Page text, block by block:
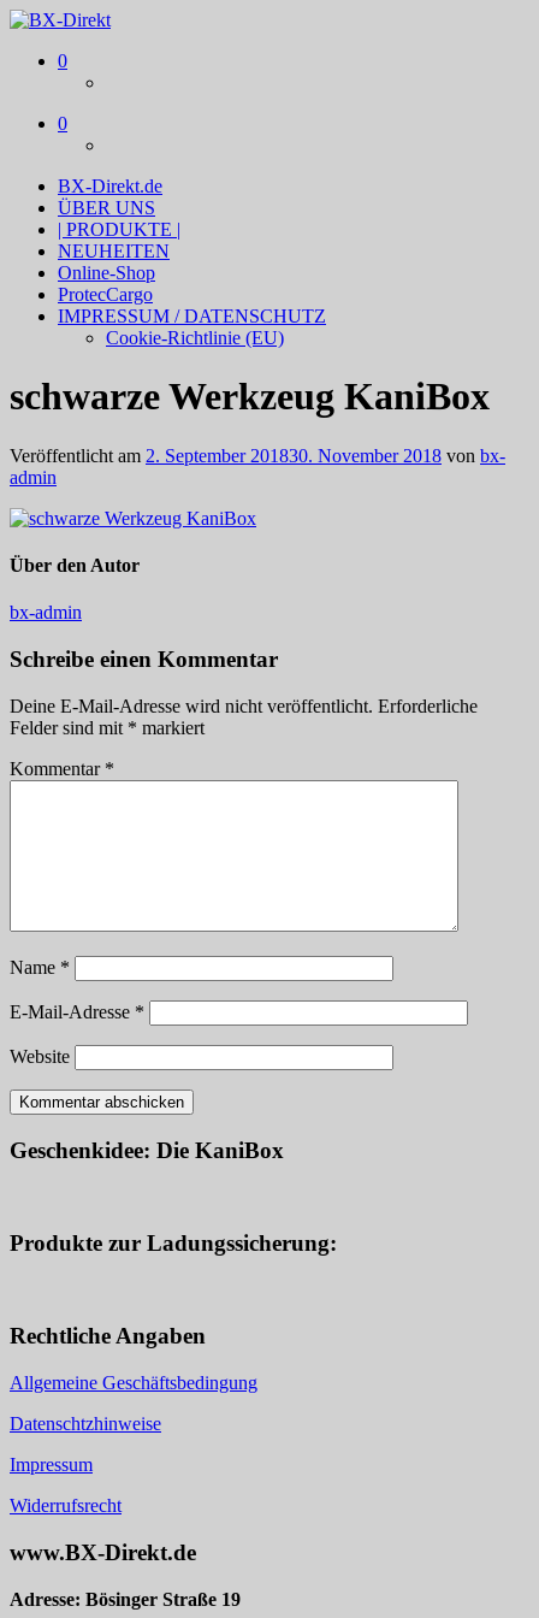
BX-Direkt
Produktideen und Online-Marketing
0
0
BX-Direkt.de
ÜBER UNS
| PRODUKTE |
NEUHEITEN
Online-Shop
ProtecCargo
IMPRESSUM / DATENSCHUTZ
Cookie-Richtlinie (EU)
schwarze Werkzeug KaniBox
Veröffentlicht am 2. September 201830. November 2018 von bx-
admin
Über den Autor
bx-admin
Schreibe einen Kommentar
Deine E-Mail-Adresse wird nicht veröffentlicht. Erforderliche
Felder sind mit * markiert
Kommentar *
Name *
E-Mail-Adresse *
Website
Geschenkidee: Die KaniBox
Produkte zur Ladungssicherung:
Rechtliche Angaben
Allgemeine Geschäftsbedingung
Datenschtzhinweise
Impressum
Widerrufsrecht
www.BX-Direkt.de
Adresse: Bösinger Straße 19